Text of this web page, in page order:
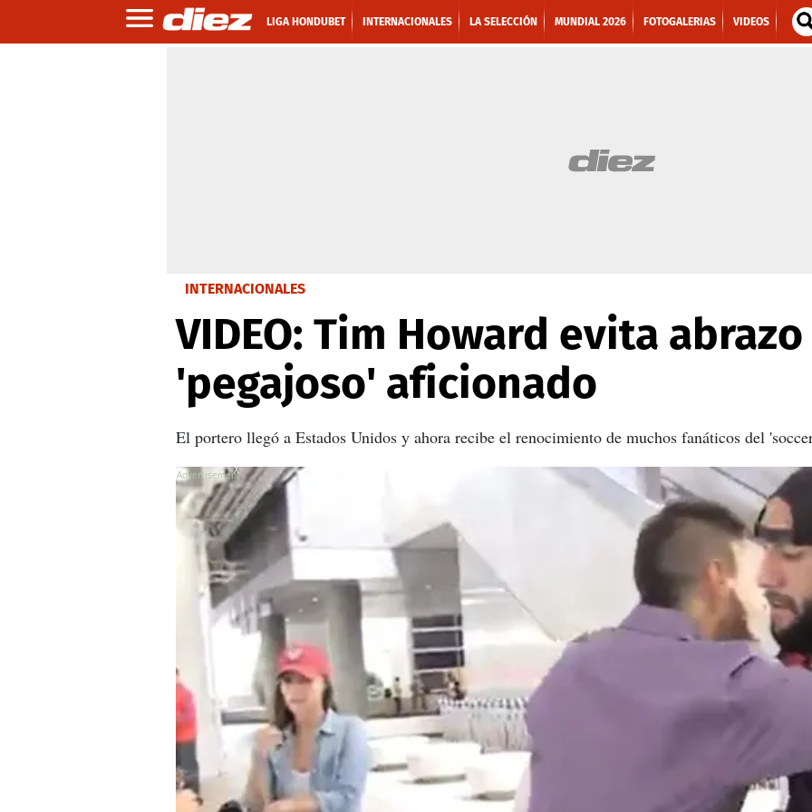
LIGA HONDUBET INTERNACIONALES LA SELECCIÓN MUNDIAL 2026 FOTOGALERIAS VIDEOS
INTERNACIONALES
VIDEO: Tim Howard evita
'pegajoso' aficionado
El portero llegó a Estados Unidos y ahora recibe el renocimiento de muchos fanáticos del
X